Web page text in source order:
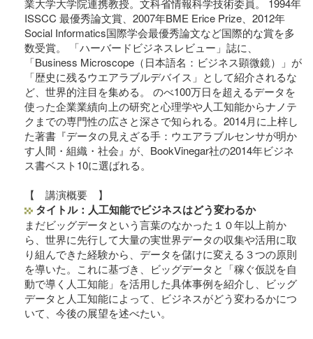
業大学大学院連携教授。文科省情報科学技術委員。 1994年
ISSCC 最優秀論文賞、2007年BME Erice Prize、2012年
Social Informatics国際学会最優秀論文など国際的な賞を多
数受賞。 「ハーバードビジネスレビュー」誌に、
「Business Microscope（日本語名：ビジネス顕微鏡）」が
「歴史に残るウエアラブルデバイス」として紹介されるな
ど、世界的注目を集める。 のべ100万日を超えるデータを
使った企業業績向上の研究と心理学や人工知能からナノテ
クまでの専門性の広さと深さで知られる。2014月に上梓し
た著書『データの見えざる手：ウエアラブルセンサが明か
す人間・組織・社会』が、BookVinegar社の2014年ビジネ
ス書ベスト10に選ばれる。
【 講演概要 】
タイトル：人工知能でビジネスはどう変わるか
まだビッグデータという言葉のなかった１０年以上前か
ら、世界に先行して大量の実世界データの収集や活用に取
り組んできた経験から、データを儲けに変える３つの原則
を導いた。これに基づき、ビッグデータと「稼ぐ仮説を自
動で導く人工知能」を活用した具体事例を紹介し、ビッグ
データと人工知能によって、ビジネスがどう変わるかにつ
いて、今後の展望を述べたい。